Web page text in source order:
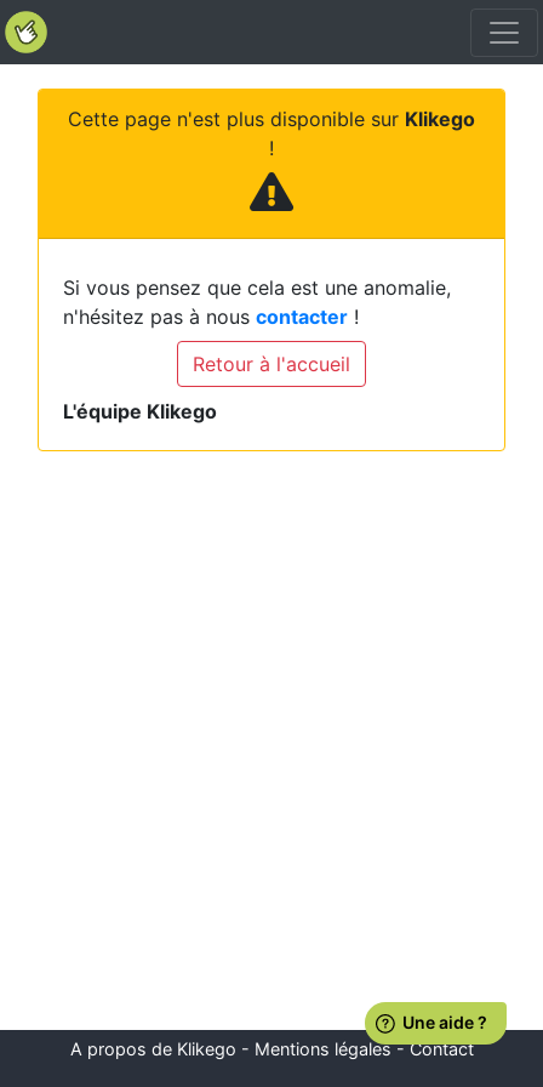
Cette page n'est plus disponible sur Klikego
!
Si vous pensez que cela est une anomalie,
n'hésitez pas à nous contacter !
Retour à l'accueil
L'équipe Klikego
A propos de Klikego - Mentions légales-Contact